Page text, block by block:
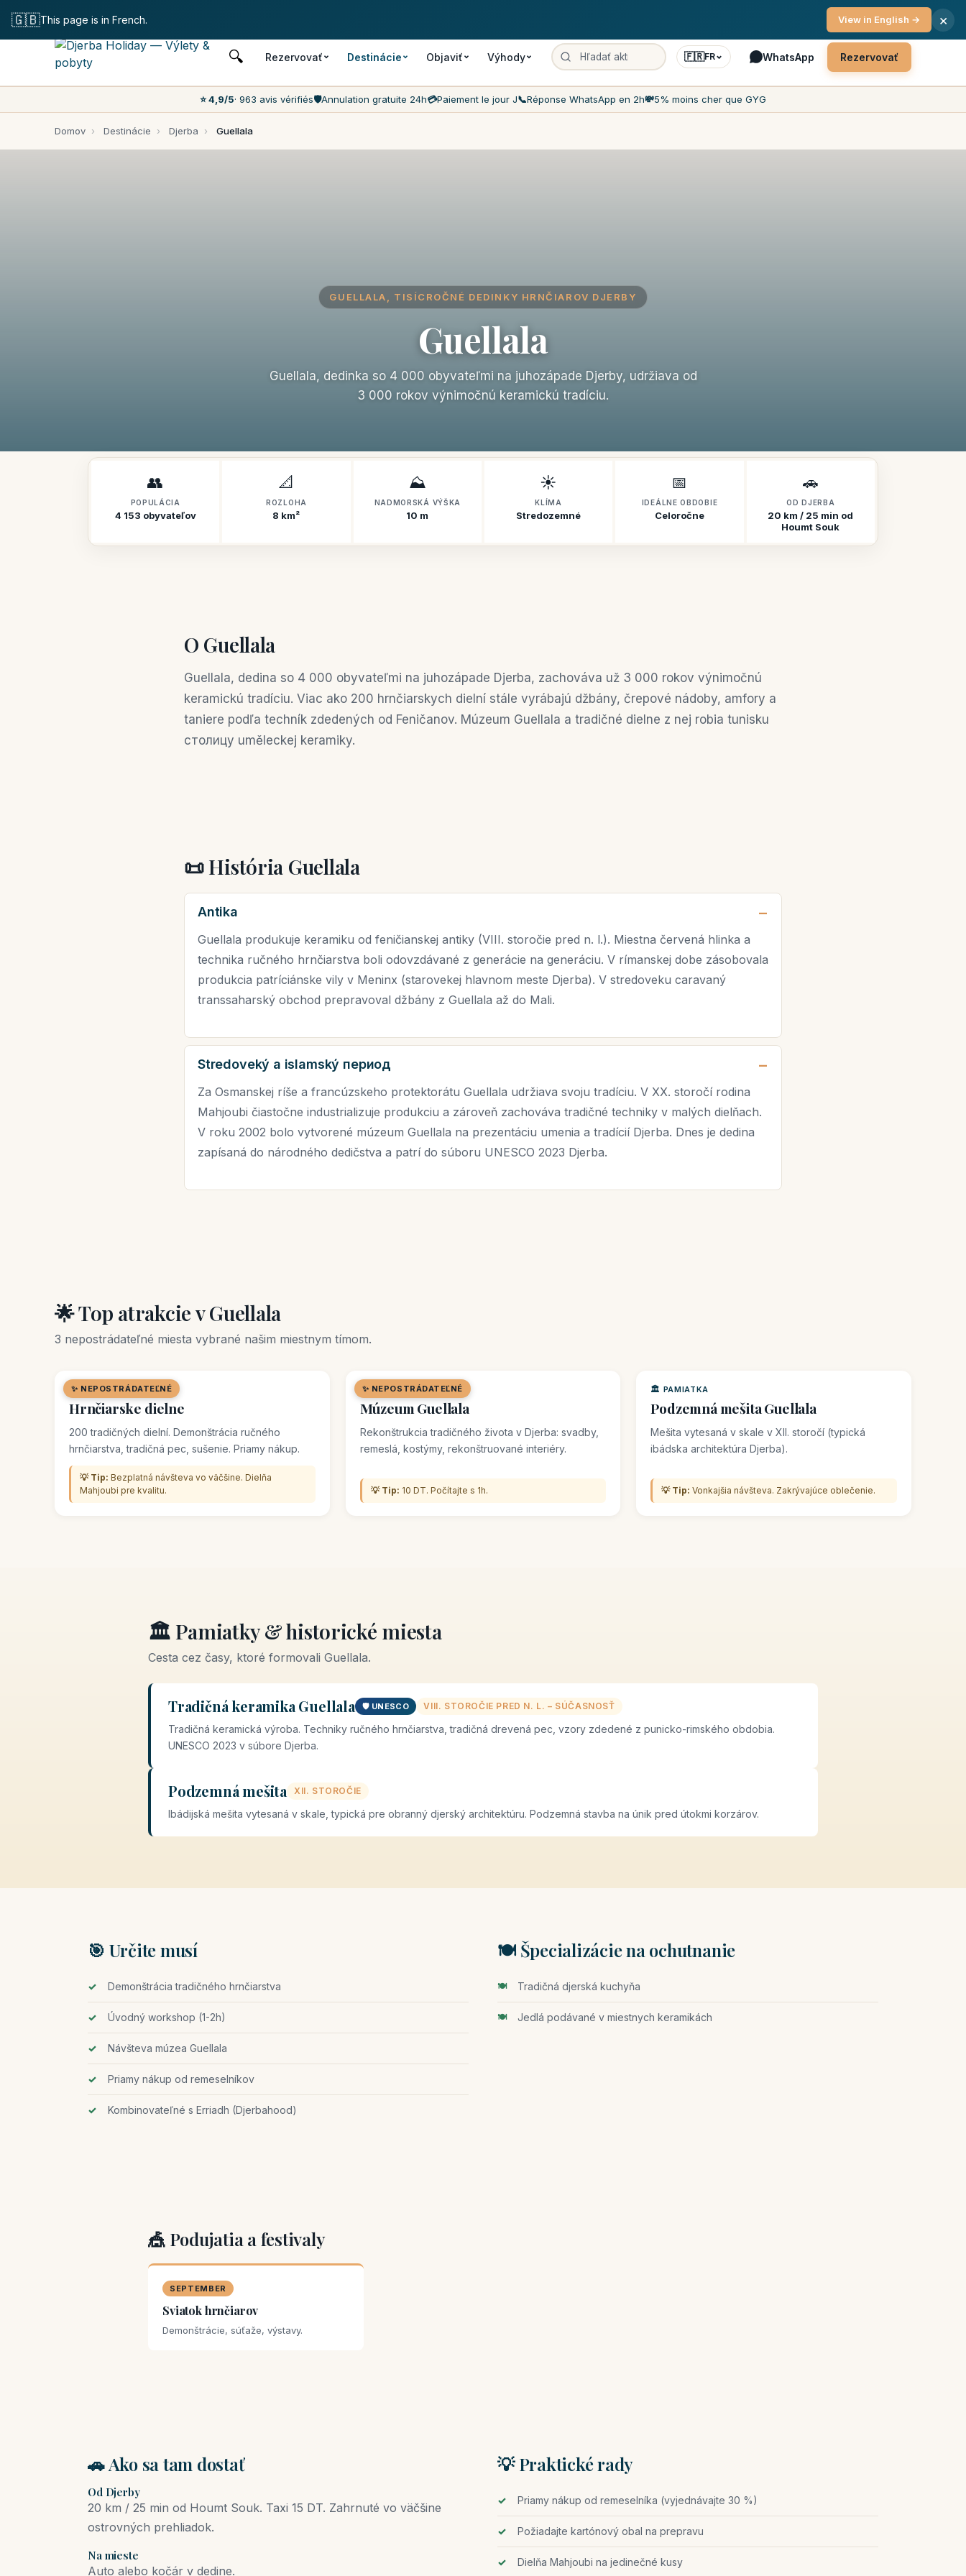
🔍 Rezervovať Destinácie Objaviť Výhody 🇫🇷FR WhatsApp Rezervovať
⭐ 4,9/5· 963 avis vérifiés🛡️Annulation gratuite 24h💳Paiement le jour J📞Réponse WhatsApp en 2h💸5% moins cher que GYG
Domov › Destinácie › Djerba › Guellala
GUELLALA, TISÍCROČNÉ DEDINKY HRNČIAROV DJERBY
Guellala
Guellala, dedinka so 4 000 obyvateľmi na juhozápade Djerby, udržiava od
3 000 rokov výnimočnú keramickú tradíciu.
👥
POPULÁCIA
4 153 obyvateľov
📐
ROZLOHA
8 km²
⛰️
NADMORSKÁ VÝŠKA
10 m
☀️
KLÍMA
Stredozemné
📅
IDEÁLNE OBDOBIE
Celoročne
🚗
OD DJERBA
20 km / 25 min od
Houmt Souk
O Guellala
Guellala, dedina so 4 000 obyvateľmi na juhozápade Djerba, zachováva už 3 000 rokov výnimočnú
keramickú tradíciu. Viac ako 200 hrnčiarskych dielní stále vyrábajú džbány, črepové nádoby, amfory a
taniere podľa techník zdedených od Feničanov. Múzeum Guellala a tradičné dielne z nej robia tunisku
столицу uměleckej keramiky.
📜 História Guellala
Antika
Guellala produkuje keramiku od feničianskej antiky (VIII. storočie pred n. l.). Miestna červená hlinka a
technika ručného hrnčiarstva boli odovzdávané z generácie na generáciu. V rímanskej dobe zásobovala
produkcia patríciánske vily v Meninx (starovekej hlavnom meste Djerba). V stredoveku caravaný
transsaharský obchod prepravoval džbány z Guellala až do Mali.
Stredoveký a islamský период
Za Osmanskej ríše a francúzskeho protektorátu Guellala udržiava svoju tradíciu. V XX. storočí rodina
Mahjoubi čiastočne industrializuje produkciu a zároveň zachováva tradičné techniky v malých dielňach.
V roku 2002 bolo vytvorené múzeum Guellala na prezentáciu umenia a tradícií Djerba. Dnes je dedina
zapísaná do národného dedičstva a patrí do súboru UNESCO 2023 Djerba.
🌟 Top atrakcie v Guellala
3 nepostrádateľné miesta vybrané našim miestnym tímom.
✨ NEPOSTRÁDATEĽNÉ
🛒 TRH / SOUK
Hrnčiarske dielne
200 tradičných dielní. Demonštrácia ručného
hrnčiarstva, tradičná pec, sušenie. Priamy nákup.
💡 Tip: Bezplatná návšteva vo väčšine. Dielňa
Mahjoubi pre kvalitu.
✨ NEPOSTRÁDATEĽNÉ
🖼️ MÚZEUM
Múzeum Guellala
Rekonštrukcia tradičného života v Djerba: svadby,
remeslá, kostýmy, rekonštruované interiéry.
💡 Tip: 10 DT. Počítajte s 1h.
🏛️ PAMIATKA
Podzemná mešita Guellala
Mešita vytesaná v skale v XII. storočí (typická
ibádska architektúra Djerba).
💡 Tip: Vonkajšia návšteva. Zakrývajúce oblečenie.
🏛️ Pamiatky & historické miesta
Cesta cez časy, ktoré formovali Guellala.
Tradičná keramika Guellala 🛡️ UNESCO VIII. STOROČIE PRED N. L. – SÚČASNOSŤ
Tradičná keramická výroba. Techniky ručného hrnčiarstva, tradičná drevená pec, vzory zdedené z punicko-rimského obdobia.
UNESCO 2023 v súbore Djerba.
Podzemná mešita XII. STOROČIE
Ibádijská mešita vytesaná v skale, typická pre obranný djerský architektúru. Podzemná stavba na únik pred útokmi korzárov.
🎯 Určite musí
Demonštrácia tradičného hrnčiarstva
Úvodný workshop (1-2h)
Návšteva múzea Guellala
Priamy nákup od remeselníkov
Kombinovateľné s Erriadh (Djerbahood)
🍽️ Špecializácie na ochutnanie
Tradičná djerská kuchyňa
Jedlá podávané v miestnych keramikách
🎪 Podujatia a festivaly
SEPTEMBER
Sviatok hrnčiarov
Demonštrácie, súťaže, výstavy.
🚗 Ako sa tam dostať
Od Djerby
20 km / 25 min od Houmt Souk. Taxi 15 DT. Zahrnuté vo väčšine
ostrovných prehliadok.
Na mieste
Auto alebo kočár v dedine.
💡 Praktické rady
Priamy nákup od remeselníka (vyjednávajte 30 %)
Požiadajte kartónový obal na prepravu
Dielňa Mahjoubi na jedinečné kusy
🇬🇧This page is in French. View in English → ×